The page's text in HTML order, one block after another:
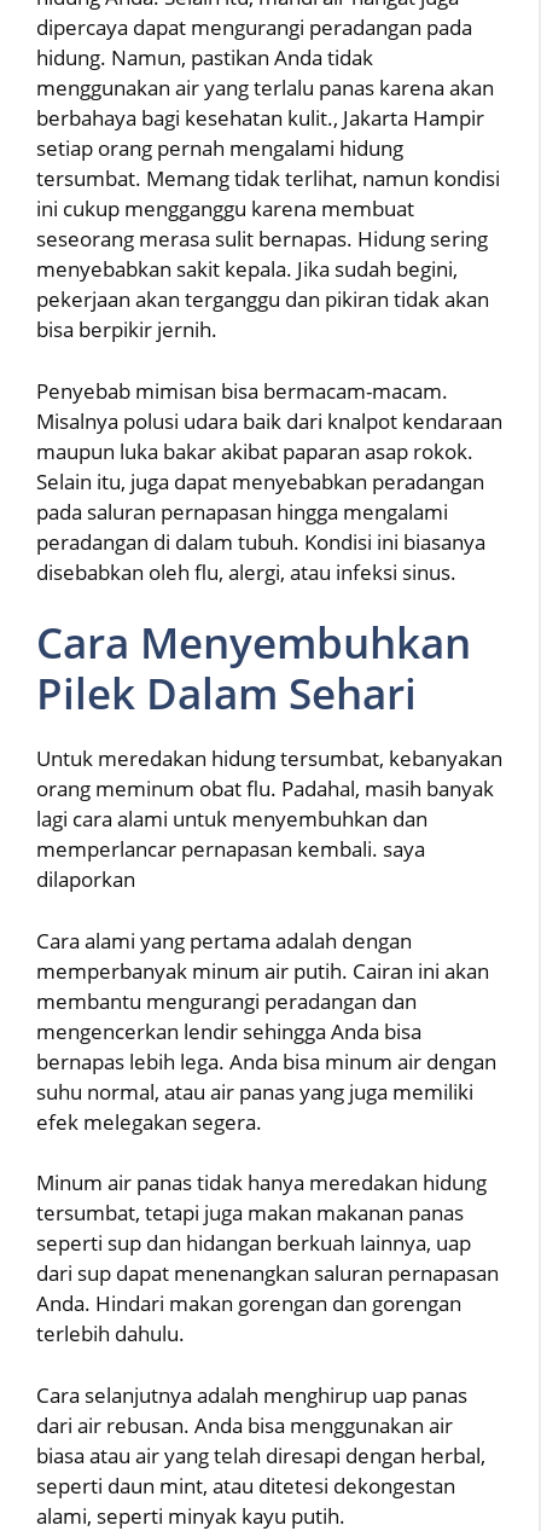
dipercaya dapat mengurangi peradangan pada
hidung. Namun, pastikan Anda tidak
menggunakan air yang terlalu panas karena akan
berbahaya bagi kesehatan kulit., Jakarta Hampir
setiap orang pernah mengalami hidung
tersumbat. Memang tidak terlihat, namun kondisi
ini cukup mengganggu karena membuat
seseorang merasa sulit bernapas. Hidung sering
menyebabkan sakit kepala. Jika sudah begini,
pekerjaan akan terganggu dan pikiran tidak akan
bisa berpikir jernih.
Penyebab mimisan bisa bermacam-macam.
Misalnya polusi udara baik dari knalpot kendaraan
maupun luka bakar akibat paparan asap rokok.
Selain itu, juga dapat menyebabkan peradangan
pada saluran pernapasan hingga mengalami
peradangan di dalam tubuh. Kondisi ini biasanya
disebabkan oleh flu, alergi, atau infeksi sinus.
Cara Menyembuhkan
Pilek Dalam Sehari
Untuk meredakan hidung tersumbat, kebanyakan
orang meminum obat flu. Padahal, masih banyak
lagi cara alami untuk menyembuhkan dan
memperlancar pernapasan kembali. saya
dilaporkan
Cara alami yang pertama adalah dengan
memperbanyak minum air putih. Cairan ini akan
membantu mengurangi peradangan dan
mengencerkan lendir sehingga Anda bisa
bernapas lebih lega. Anda bisa minum air dengan
suhu normal, atau air panas yang juga memiliki
efek melegakan segera.
Minum air panas tidak hanya meredakan hidung
tersumbat, tetapi juga makan makanan panas
seperti sup dan hidangan berkuah lainnya, uap
dari sup dapat menenangkan saluran pernapasan
Anda. Hindari makan gorengan dan gorengan
terlebih dahulu.
Cara selanjutnya adalah menghirup uap panas
dari air rebusan. Anda bisa menggunakan air
biasa atau air yang telah diresapi dengan herbal,
seperti daun mint, atau ditetesi dekongestan
alami, seperti minyak kayu putih.